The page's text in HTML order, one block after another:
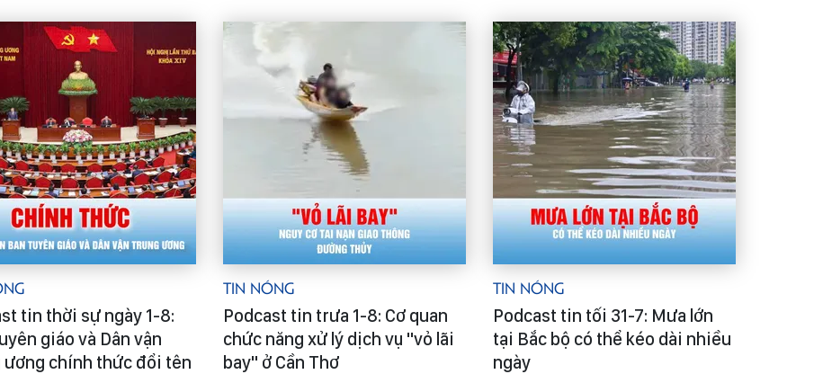
tin thời sự ngày 1-8:
giáo và Dân vận
ương chính thức đổi tên
Tin Nóng
Podcast tin trưa 1-8: Cơ quan
chức năng xử lý dịch vụ "vỏ lãi
bay" ở Cần Thơ
Tin Nóng
Podcast tin tối 31-7: Mưa lớn
tại Bắc bộ có thể kéo dài nhiều
ngày